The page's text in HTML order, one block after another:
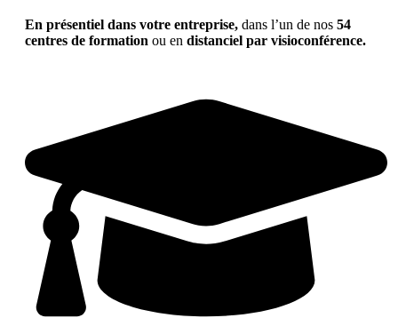
En présentiel dans votre entreprise, dans l’un de nos 54
centres de formation ou en distanciel par visioconférence.